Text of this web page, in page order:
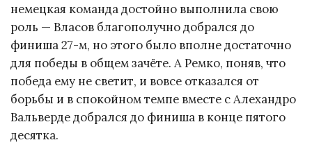
немецкая команда достойно выполнила свою
роль — Власов благополучно добрался до
финиша 27-м, но этого было вполне достаточно
для победы в общем зачёте. А Ремко, поняв, что
победа ему не светит, и вовсе отказался от
борьбы и в спокойном темпе вместе с Алехандро
Вальверде добрался до финиша в конце пятого
десятка.